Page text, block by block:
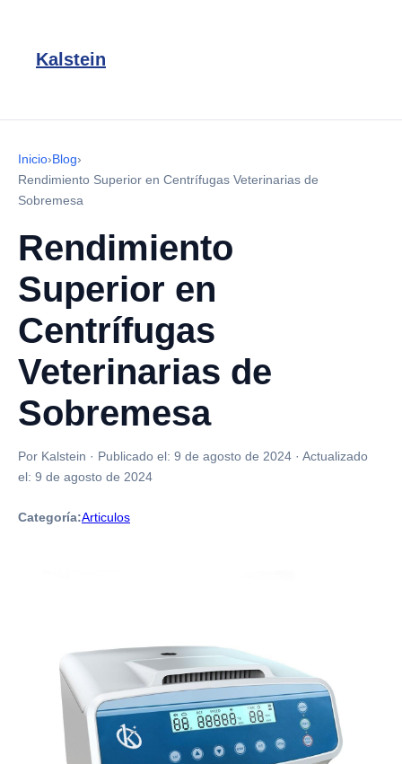
Kalstein
Inicio›Blog›
Rendimiento Superior en Centrífugas Veterinarias de
Sobremesa
Rendimiento
Superior en
Centrífugas
Veterinarias de
Sobremesa
Por Kalstein · Publicado el: 9 de agosto de 2024 · Actualizado
el: 9 de agosto de 2024
Categoría:Articulos